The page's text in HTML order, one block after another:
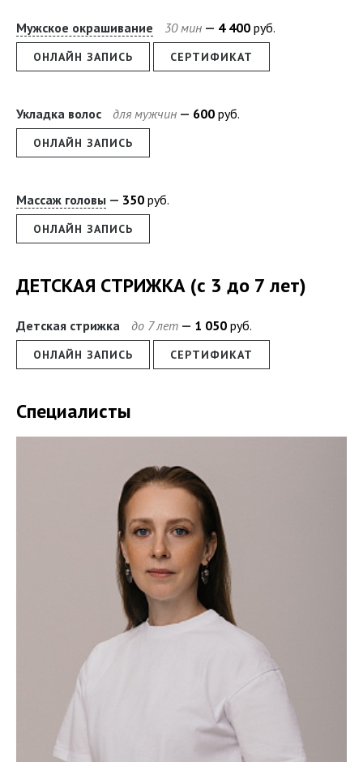
Мужское окрашивание 30 мин 4 400 руб.
ОНЛАЙН ЗАПИСЬ СЕРТИФИКАТ
Укладка волос для мужчин 600 руб.
ОНЛАЙН ЗАПИСЬ
Массаж головы 350 руб.
ОНЛАЙН ЗАПИСЬ
ДЕТСКАЯ СТРИЖКА (с 3 до 7 лет)
Детская стрижка до 7 лет 1 050 руб.
ОНЛАЙН ЗАПИСЬ СЕРТИФИКАТ
Специалисты